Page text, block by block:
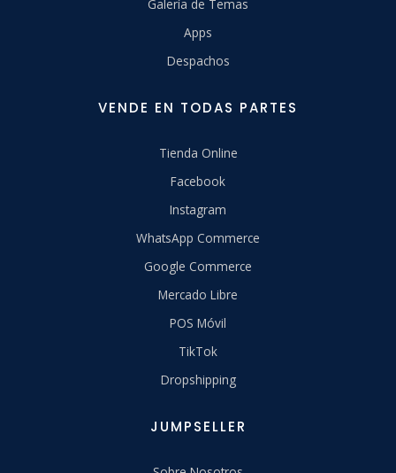
Galería de Temas
Apps
Despachos
VENDE EN TODAS PARTES
Tienda Online
Facebook
Instagram
WhatsApp Commerce
Google Commerce
Mercado Libre
POS Móvil
TikTok
Dropshipping
JUMPSELLER